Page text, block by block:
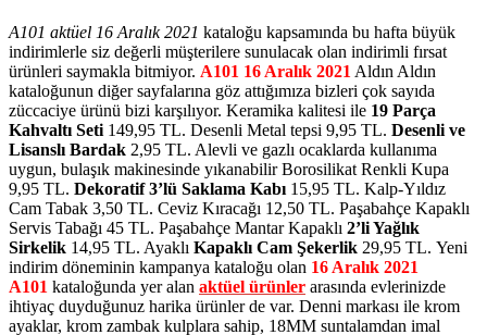
A101 aktüel 16 Aralık 2021 kataloğu kapsamında bu hafta büyük
indirimlerle siz değerli müşterilere sunulacak olan indirimli fırsat
ürünleri saymakla bitmiyor. A101 16 Aralık 2021Aldın Aldın
kataloğunun diğer sayfalarına göz attığımıza bizleri çok sayıda
züccaciye ürünü bizi karşılıyor. Keramika kalitesi ile 19 Parça
Kahvaltı Seti149,95 TL. Desenli Metal tepsi 9,95 TL. Desenli ve
Lisanslı Bardak 2,95 TL. Alevli ve gazlı ocaklarda kullanıma
uygun, bulaşık makinesinde yıkanabilir Borosilikat Renkli Kupa
9,95 TL. Dekoratif 3’lü Saklama Kabı15,95 TL. Kalp-Yıldız
Cam Tabak 3,50 TL. Ceviz Kıracağı 12,50 TL. Paşabahçe Kapaklı
Servis Tabağı 45 TL. Paşabahçe Mantar Kapaklı 2’li Yağlık
Sirkelik 14,95 TL. Ayaklı Kapaklı Cam Şekerlik 29,95 TL. Yeni
indirim döneminin kampanya kataloğu olan 16 Aralık 2021
A101 kataloğunda yer alan aktüel ürünler arasında evlerinizde
ihtiyaç duyduğunuz harika ürünler de var. Denni markası ile krom
ayaklar, krom zambak kulplara sahip, 18MM suntalamdan imal